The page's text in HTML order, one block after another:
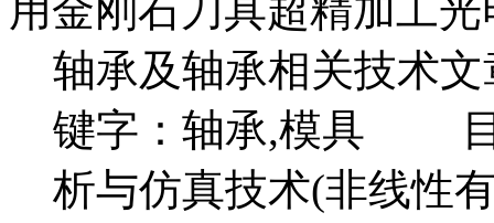
用金刚石刀具超精加工
轴承及轴承相关技术
键字：轴承,模具 目
析与仿真技术(非线性